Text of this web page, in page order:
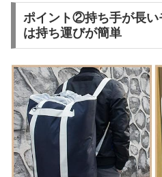
ポイント②持ち手が長い
は持ち運びが簡単